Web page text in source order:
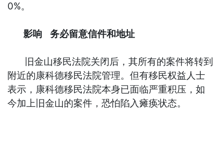
0%。
影响务必留意信件和地址
旧金山移民法院关闭后，其所有的案件将转到
附近的康科德移民法院管理。但有移民权益人士
表示，康科德移民法院本身已面临严重积压，如
今加上旧金山的案件，恐怕陷入瘫痪状态。